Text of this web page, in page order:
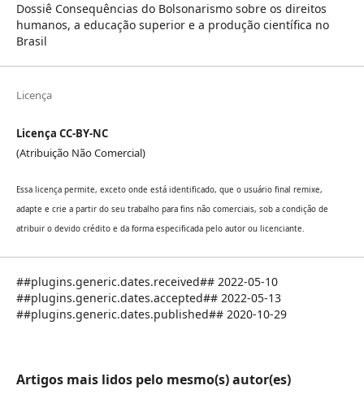
Dossiê Consequências do Bolsonarismo sobre os direitos
humanos, a educação superior e a produção científica no
Brasil
Licença
Licença CC-BY-NC
(Atribuição Não Comercial)
Essa licença permite, exceto onde está identificado, que o usuário final remixe,
adapte e crie a partir do seu trabalho para fins não comerciais, sob a condição de
atribuir o devido crédito e da forma especificada pelo autor ou licenciante.
##plugins.generic.dates.received## 2022-05-10
##plugins.generic.dates.accepted## 2022-05-13
##plugins.generic.dates.published## 2020-10-29
Artigos mais lidos pelo mesmo(s) autor(es)